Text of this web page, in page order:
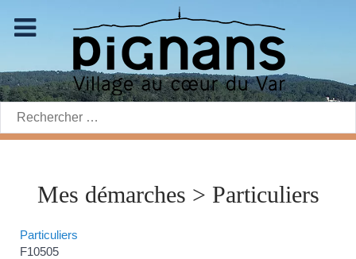
Rechercher:
Mes démarches > Particuliers
Particuliers
F10505